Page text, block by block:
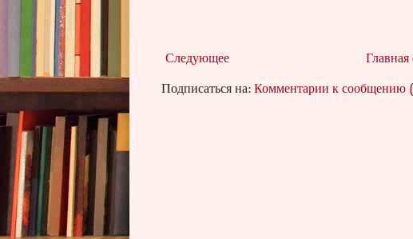
Следующее Главная
Подписаться на: Комментарии к сообщению